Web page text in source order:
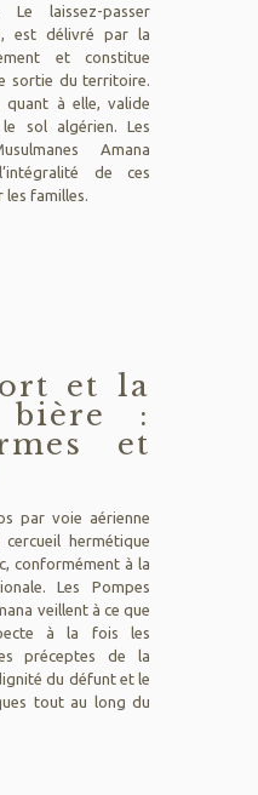
Le laissez-passer
est délivré par la
et constitue
sortie du territoire.
quant à elle, valide
sol algérien. Les
Amana
de ces
les familles.
et la
bière :
et
par voie aérienne
cercueil hermétique
conformément à la
Les Pompes
veillent à ce que
à la fois les
préceptes de la
du défunt et le
tout au long du